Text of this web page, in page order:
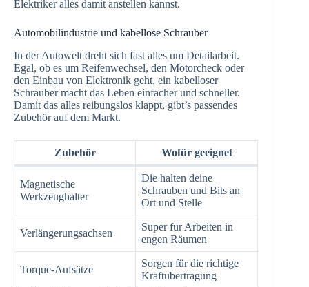
Elektriker alles damit anstellen kannst.
Automobilindustrie und kabellose Schrauber
In der Autowelt dreht sich fast alles um Detailarbeit.
Egal, ob es um Reifenwechsel, den Motorcheck oder
den Einbau von Elektronik geht, ein kabelloser
Schrauber macht das Leben einfacher und schneller.
Damit das alles reibungslos klappt, gibt’s passendes
Zubehör auf dem Markt.
Zubehör Wofür geeignet
Magnetische
Werkzeughalter
Die halten deine
Schrauben und Bits an
Ort und Stelle
Verlängerungsachsen
Super für Arbeiten in
engen Räumen
Torque-Aufsätze
Sorgen für die richtige
Kraftübertragung